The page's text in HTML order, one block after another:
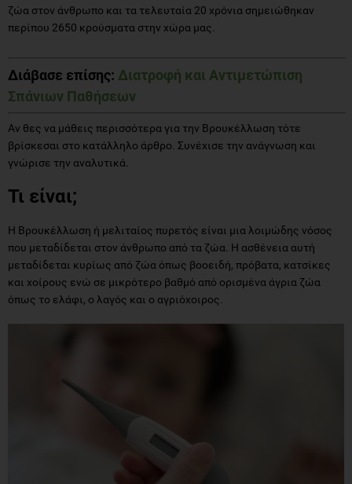
ζώα στον άνθρωπο και τα τελευταία 20 χρόνια σημειώθηκαν
περίπου 2650 κρούσματα στην χώρα μας.
Διάβασε επίσης: Διατροφή και Αντιμετώπιση
Σπάνιων Παθήσεων
Αν θες να μάθεις περισσότερα για την Βρουκέλλωση τότε
βρίσκεσαι στο κατάλληλο άρθρο. Συνέχισε την ανάγνωση και
γνώρισε την αναλυτικά.
Τι είναι;
Η Βρουκέλλωση ή μελιταίος πυρετός είναι μια λοιμώδης νόσος
που μεταδίδεται στον άνθρωπο από τα ζώα. Η ασθένεια αυτή
μεταδίδεται κυρίως από ζώα όπως βοοειδή, πρόβατα, κατσίκες
και χοίρους ενώ σε μικρότερο βαθμό από ορισμένα άγρια ζώα
όπως το ελάφι, ο λαγός και ο αγριόχοιρος.